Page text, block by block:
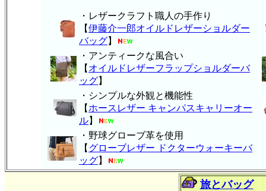
・レザークラフト職人の手作り
【伊藤介一郎オイルドレザーショルダー
バッグ】
・アンティークな風合い
【 オイルドレザーフラップショルダーバ
ッグ】
・シンプルな外観と機能性
【 ホースレザー キャンパスキャリーオー
ル】
・野球グローブ革を使用
【 グローブレザー ドクターウォーキーバ
ッグ】
旅とバッグ